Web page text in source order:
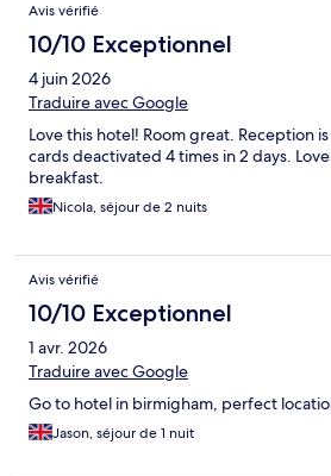
Avis vérifié
10/10 Exceptionnel
4 juin 2026
Traduire avec Google
Love this hotel! Room great. Reception
cards deactivated 4 times in 2 days.
breakfast.
Nicola, séjour de 2 nuits
Avis vérifié
10/10 Exceptionnel
1 avr. 2026
Traduire avec Google
Go to hotel in birmigham, perfect
Jason, séjour de 1 nuit